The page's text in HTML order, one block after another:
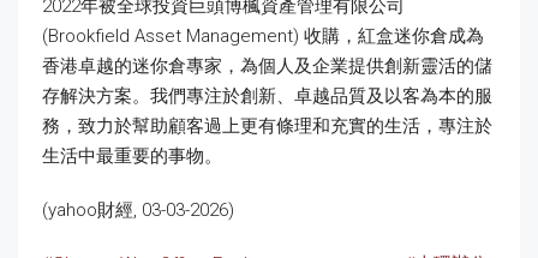
2022年被全球投資巨頭博楓資產管理有限公司
(Brookfield Asset Management) 收購，紅盒迷你倉成為
香港卓越的迷你倉專家，為個人及企業提供創新靈活的儲
存解決方案。我們專注於創新、卓越品質及以客為本的服
務，致力於幫助顧客過上更有條理和充實的生活，專注於
生活中最重要的事物。
(yahoo財經, 03-03-2026)